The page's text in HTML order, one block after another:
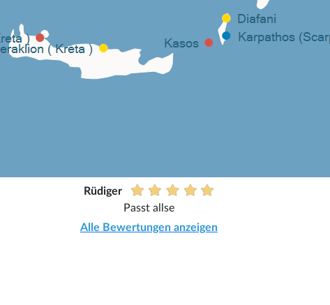
Rüdiger
Passt allse
Alle Bewertungen anzeigen